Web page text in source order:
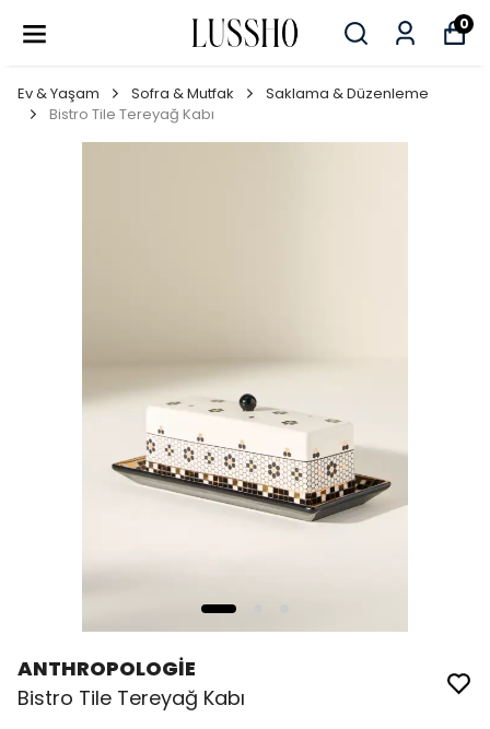
0
Ev & Yaşam Sofra & Mutfak
Saklama & Düzenleme
Bistro Tile Tereyağ Kabı
ANTHROPOLOGİE
Bistro Tile Tereyağ Kabı